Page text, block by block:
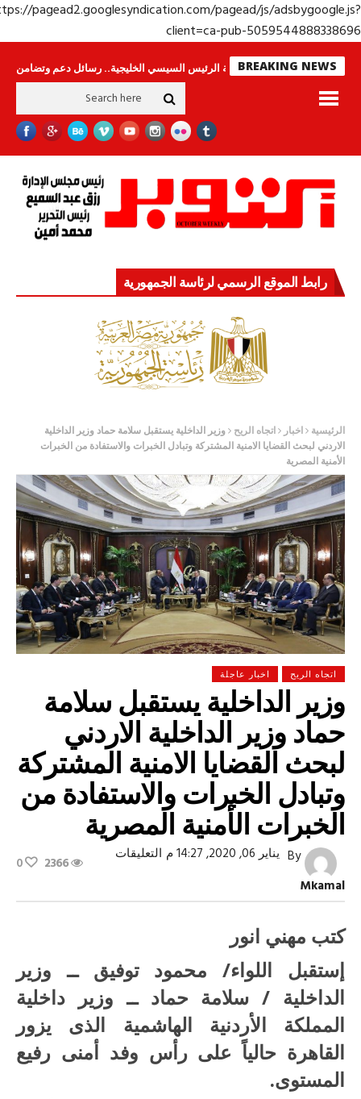
https://pagead2.googlesyndication.com/pagead/js/
client=ca-pub-
BREAKING NEWS
لا ينامون جولة الرئيس السيسي الخليجية.. رسائل دعم وتضامن للأشقاء
رابط الموقع الرسمي لرئاسة الجمهورية
الرئيسية اخبار اتجاه الريح وزير الداخلية يستقبل سلامة حماد وزير الداخلية
الاردني لبحث القضايا الامنية المشتركة وتبادل الخبرات والاستفادة من الخبرات
الأمنية المصرية
اتجاه الريح اخبار عاجلة
وزير الداخلية يستقبل سلامة
حماد وزير الداخلية الاردني
لبحث القضايا الامنية المشتركة
وتبادل الخبرات والاستفادة من
الخبرات الأمنية المصرية
By
Mkamal
يناير 06, 2020, 14:27 م التعليقاتعلى
سلامة
لبحث
القضايا
الامنية
المشتركة
وتبادل
الخبرات
والاستفادة
من
2366
0
كتب مهني انور
إستقبل اللواء/ محمود توفيق ــ وزير
الداخلية / سلامة حماد ــ وزير داخلية
المملكة الأردنية الهاشمية الذى يزور
القاهرة حالياً على رأس وفد أمنى رفيع
المستوى.